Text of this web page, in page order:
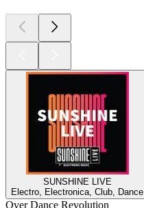
SUNSHINE LIVE
Electro, Electronica, Club, Dance
Over Dance Revolution